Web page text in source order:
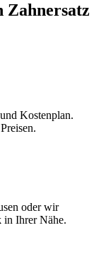
Zahnersatz
Kostenplan.
oder wir
in Ihrer Nähe.